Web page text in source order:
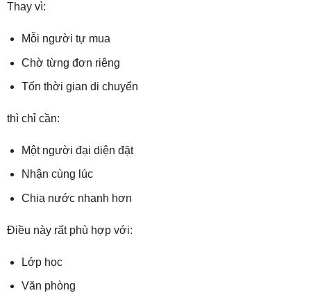
Thay vì:
Mỗi người tự mua
Chờ từng đơn riêng
Tốn thời gian di chuyển
thì chỉ cần:
Một người đại diện đặt
Nhận cùng lúc
Chia nước nhanh hơn
Điều này rất phù hợp với:
Lớp học
Văn phòng